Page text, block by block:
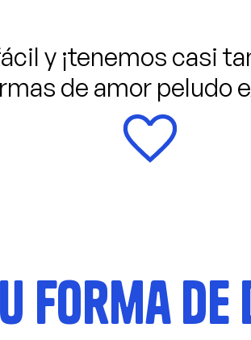
y ¡tenemos casi
de amor peludo
forma de